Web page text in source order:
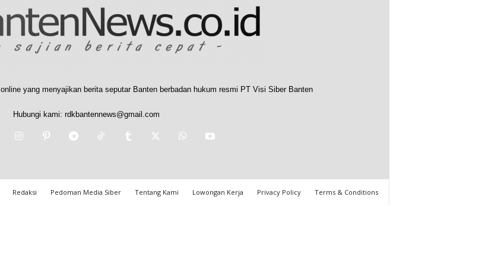
yang menyajikan berita seputar Banten berbadan hukum resmi PT Visi Siber Banten
Hubungi kami: rdkbantennews@gmail.com
Redaksi Pedoman Media Siber Tentang Kami Lowongan Kerja Privacy Policy Terms & Conditions